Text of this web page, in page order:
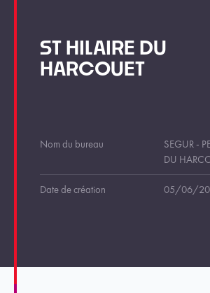
ST HILAIRE DU
HARCOUET
Nom du bureau
SEGUR -
DU
Date de création 05/06/